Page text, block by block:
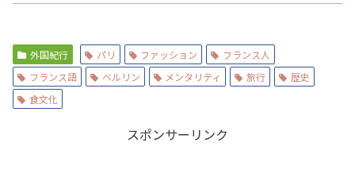
外国紀行 パリ ファッション
フランス人
フランス語
ベルリン メンタリティ 旅行
歴史
食文化
スポンサーリンク